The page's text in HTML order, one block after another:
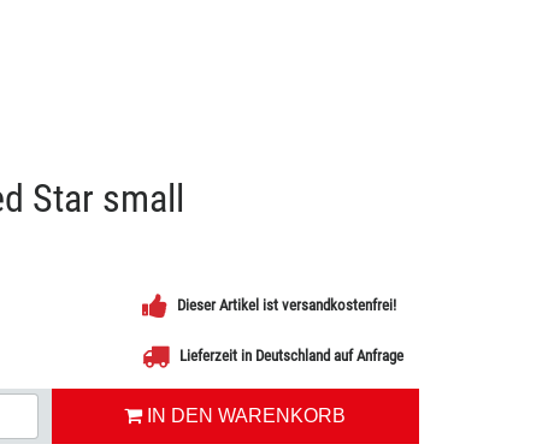
Star small
Dieser Artikel ist versandkostenfrei!
Lieferzeit in Deutschland auf Anfrage
IN DEN WARENKORB